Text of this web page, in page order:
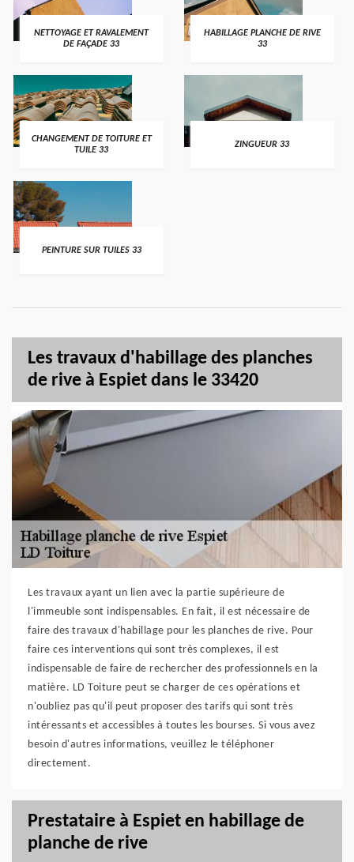
NETTOYAGE ET RAVALEMENT
DE FAÇADE 33
HABILLAGE PLANCHE DE RIVE
33
CHANGEMENT DE TOITURE ET
TUILE 33
ZINGUEUR 33
PEINTURE SUR TUILES 33
Les travaux d'habillage des planches
de rive à Espiet dans le 33420
Les travaux ayant un lien avec la partie supérieure de
l'immeuble sont indispensables. En fait, il est nécessaire de
faire des travaux d'habillage pour les planches de rive. Pour
faire ces interventions qui sont très complexes, il est
indispensable de faire de rechercher des professionnels en la
matière. LD Toiture peut se charger de ces opérations et
n'oubliez pas qu'il peut proposer des tarifs qui sont très
intéressants et accessibles à toutes les bourses. Si vous avez
besoin d'autres informations, veuillez le téléphoner
directement.
Prestataire à Espiet en habillage de
planche de rive